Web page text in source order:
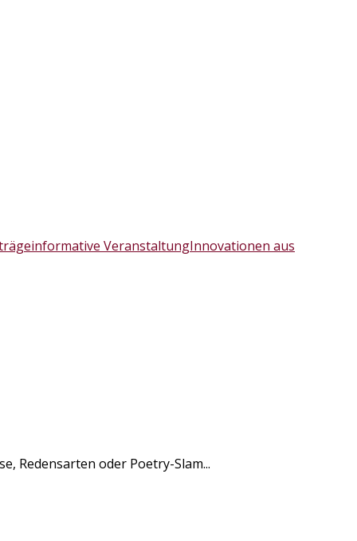
informative VeranstaltungInnovationen aus
Redensarten oder Poetry-Slam...